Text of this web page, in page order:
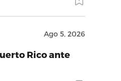
Ago 5, 2026
Rico ante